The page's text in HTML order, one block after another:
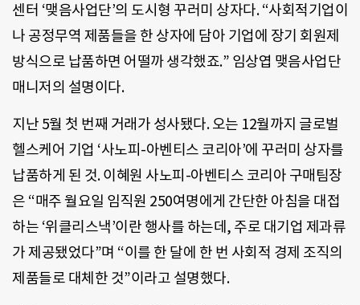
센터 ‘맺음사업단’의 도시형 꾸러미 상자다. “사회적기업이
나 공정무역 제품들을 한 상자에 담아 기업에 장기 회원제
방식으로 납품하면 어떨까 생각했죠.” 임상엽 맺음사업단
매니저의 설명이다.
지난 5월 첫 번째 거래가 성사됐다. 오는 12월까지 글로벌
헬스케어 기업 ‘사노피-아벤티스 코리아’에 꾸러미 상자를
납품하게 된 것. 이혜원 사노피-아벤티스 코리아 구매팀장
은 “매주 월요일 임직원 250여명에게 간단한 아침을 대접
하는 ‘위클리스낵’이란 행사를 하는데, 주로 대기업 제과류
가 제공됐었다”며 “이를 한 달에 한 번 사회적 경제 조직의
제품들로 대체한 것”이라고 설명했다.